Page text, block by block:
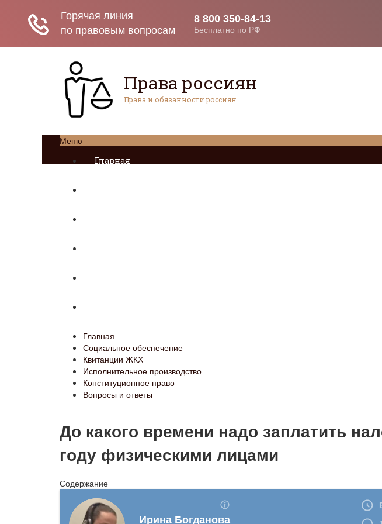
Права россиян
Права и обязанности россиян
Меню
Главная
Главная
Социальное обеспечение
Квитанции ЖКХ
Исполнительное производство
Конституционное право
Вопросы и ответы
До какого времени надо заплатить
году физическими лицами
Содержание